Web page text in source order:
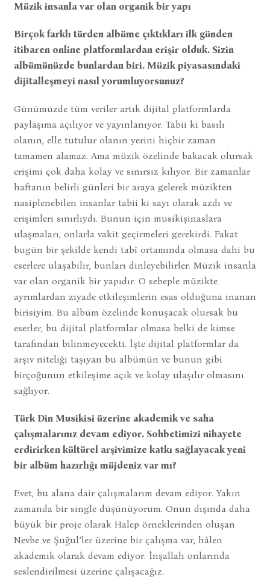
Müzik insanla var olan organik bir yapı
Birçok farklı türden albüme çıktıkları ilk günden
itibaren online platformlardan erişir olduk. Sizin
albümünüzde bunlardan biri. Müzik piyasasındaki
dijitalleşmeyi nasıl yorumluyorsunuz?
Günümüzde tüm veriler artık dijital platformlarda
paylaşıma açılıyor ve yayınlanıyor. Tabii ki basılı
olanın, elle tutulur olanın yerini hiçbir zaman
tamamen alamaz. Ama müzik özelinde bakacak olursak
erişimi çok daha kolay ve sınırsız kılıyor. Bir zamanlar
haftanın belirli günleri bir araya gelerek müzikten
nasiplenebilen insanlar tabii ki sayı olarak azdı ve
erişimleri sınırlıydı. Bunun için musikişinaslara
ulaşmaları, onlarla vakit geçirmeleri gerekirdi. Fakat
bugün bir şekilde kendi tabî ortamında olmasa dahi bu
eserlere ulaşabilir, bunları dinleyebilirler. Müzik insanla
var olan organik bir yapıdır. O sebeple müzikte
ayrımlardan ziyade etkileşimlerin esas olduğuna inanan
birisiyim. Bu albüm özelinde konuşacak olursak bu
eserler, bu dijital platformlar olmasa belki de kimse
tarafından bilinmeyecekti. İşte dijital platformlar da
arşiv niteliği taşıyan bu albümün ve bunun gibi
birçoğunun etkileşime açık ve kolay ulaşılır olmasını
sağlıyor.
Türk Din Musikisi üzerine akademik ve saha
çalışmalarınız devam ediyor. Sohbetimizi nihayete
erdirirken kültürel arşivimize katkı sağlayacak yeni
bir albüm hazırlığı müjdeniz var mı?
Evet, bu alana dair çalışmalarım devam ediyor. Yakın
zamanda bir single düşünüyorum. Onun dışında daha
büyük bir proje olarak Halep örneklerinden oluşan
Nevbe ve Şuğul’ler üzerine bir çalışma var, hâlen
akademik olarak devam ediyor. İnşallah onlarında
seslendirilmesi üzerine çalışacağız.